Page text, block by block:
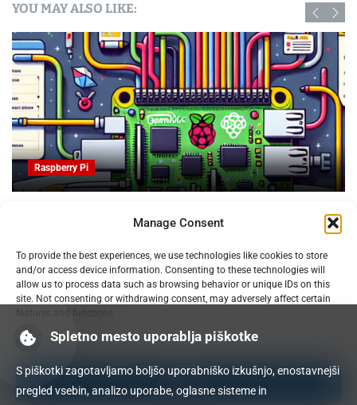
Manage Consent
To provide the best experiences, we use technologies like cookies to store
and/or access device information. Consenting to these technologies will
allow us to process data such as browsing behavior or unique IDs on this
site. Not consenting or withdrawing consent, may adversely affect certain
features and functions.
Manage services
Accept
YOU MAY ALSO LIKE:
Raspberry Pi
OpenProject na Raspberry PI: Orodje za upravljanje
projektov z odprto kodo
09.02.2025
Spletno mesto uporablja piškotke
S piškotki zagotavljamo boljšo uporabniško izkušnjo, enostavnejši
pregled vsebin, analizo uporabe, oglasne sisteme in